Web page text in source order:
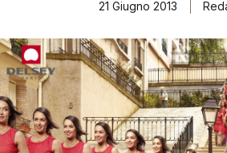
21 Giugno 2013